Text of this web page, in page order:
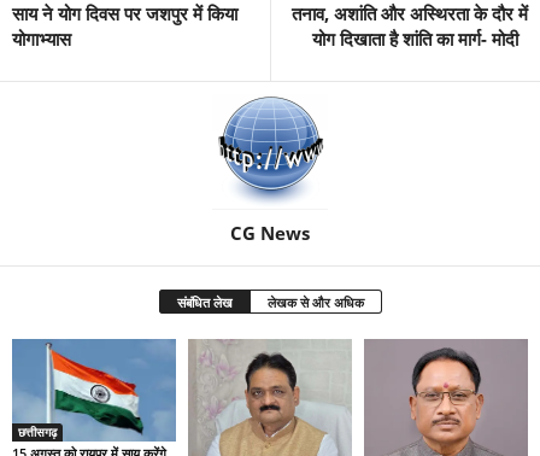
साय ने योग दिवस पर जशपुर में किया
योगाभ्यास
तनाव, अशांति और अस्थिरता के दौर में
योग दिखाता है शांति का मार्ग- मोदी
CG News
संबंधित लेख लेखक से और अधिक
छत्तीसगढ़